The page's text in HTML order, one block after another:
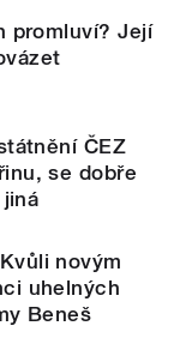
promluví? Její
ČEZ
se dobře
novým
uhelných
Beneš